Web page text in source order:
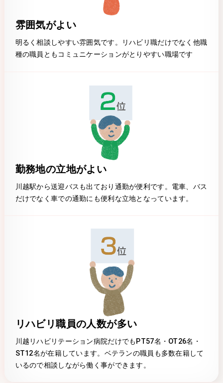
雰囲気がよい
明るく相談しやすい雰囲気です。リハビリ職だけでなく他職
種の職員ともコミュニケーションがとりやすい職場です
勤務地の立地がよい
川越駅から送迎バスも出ており通勤が便利です。電車、バス
だけでなく車での通勤にも便利な立地となっています。
リハビリ職員の人数が多い
川越リハビリテーション病院だけでもPT57名・OT26名・
ST12名が在籍しています。ベテランの職員も多数在籍して
いるので相談しながら働く事ができます。